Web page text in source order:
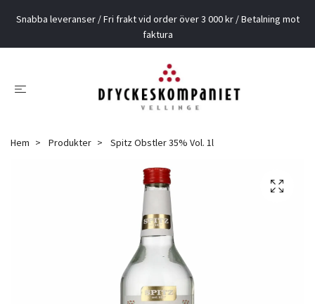
Snabba leveranser / Fri frakt vid order över 3 000 kr / Betalning mot
faktura
Hem Produkter Spitz Obstler 35% Vol. 1l